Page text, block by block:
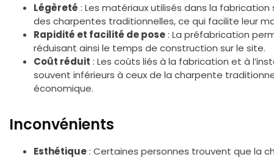
Légèreté : Les matériaux utilisés dans la
des charpentes traditionnelles, ce qui facilite leur
Rapidité et facilité de pose: La préfabrication
réduisant ainsi le temps de construction sur le site.
Coût réduit : Les coûts liés à la fabrication et à
souvent inférieurs à ceux de la charpente
économique.
Inconvénients
Esthétique: Certaines personnes trouvent que la